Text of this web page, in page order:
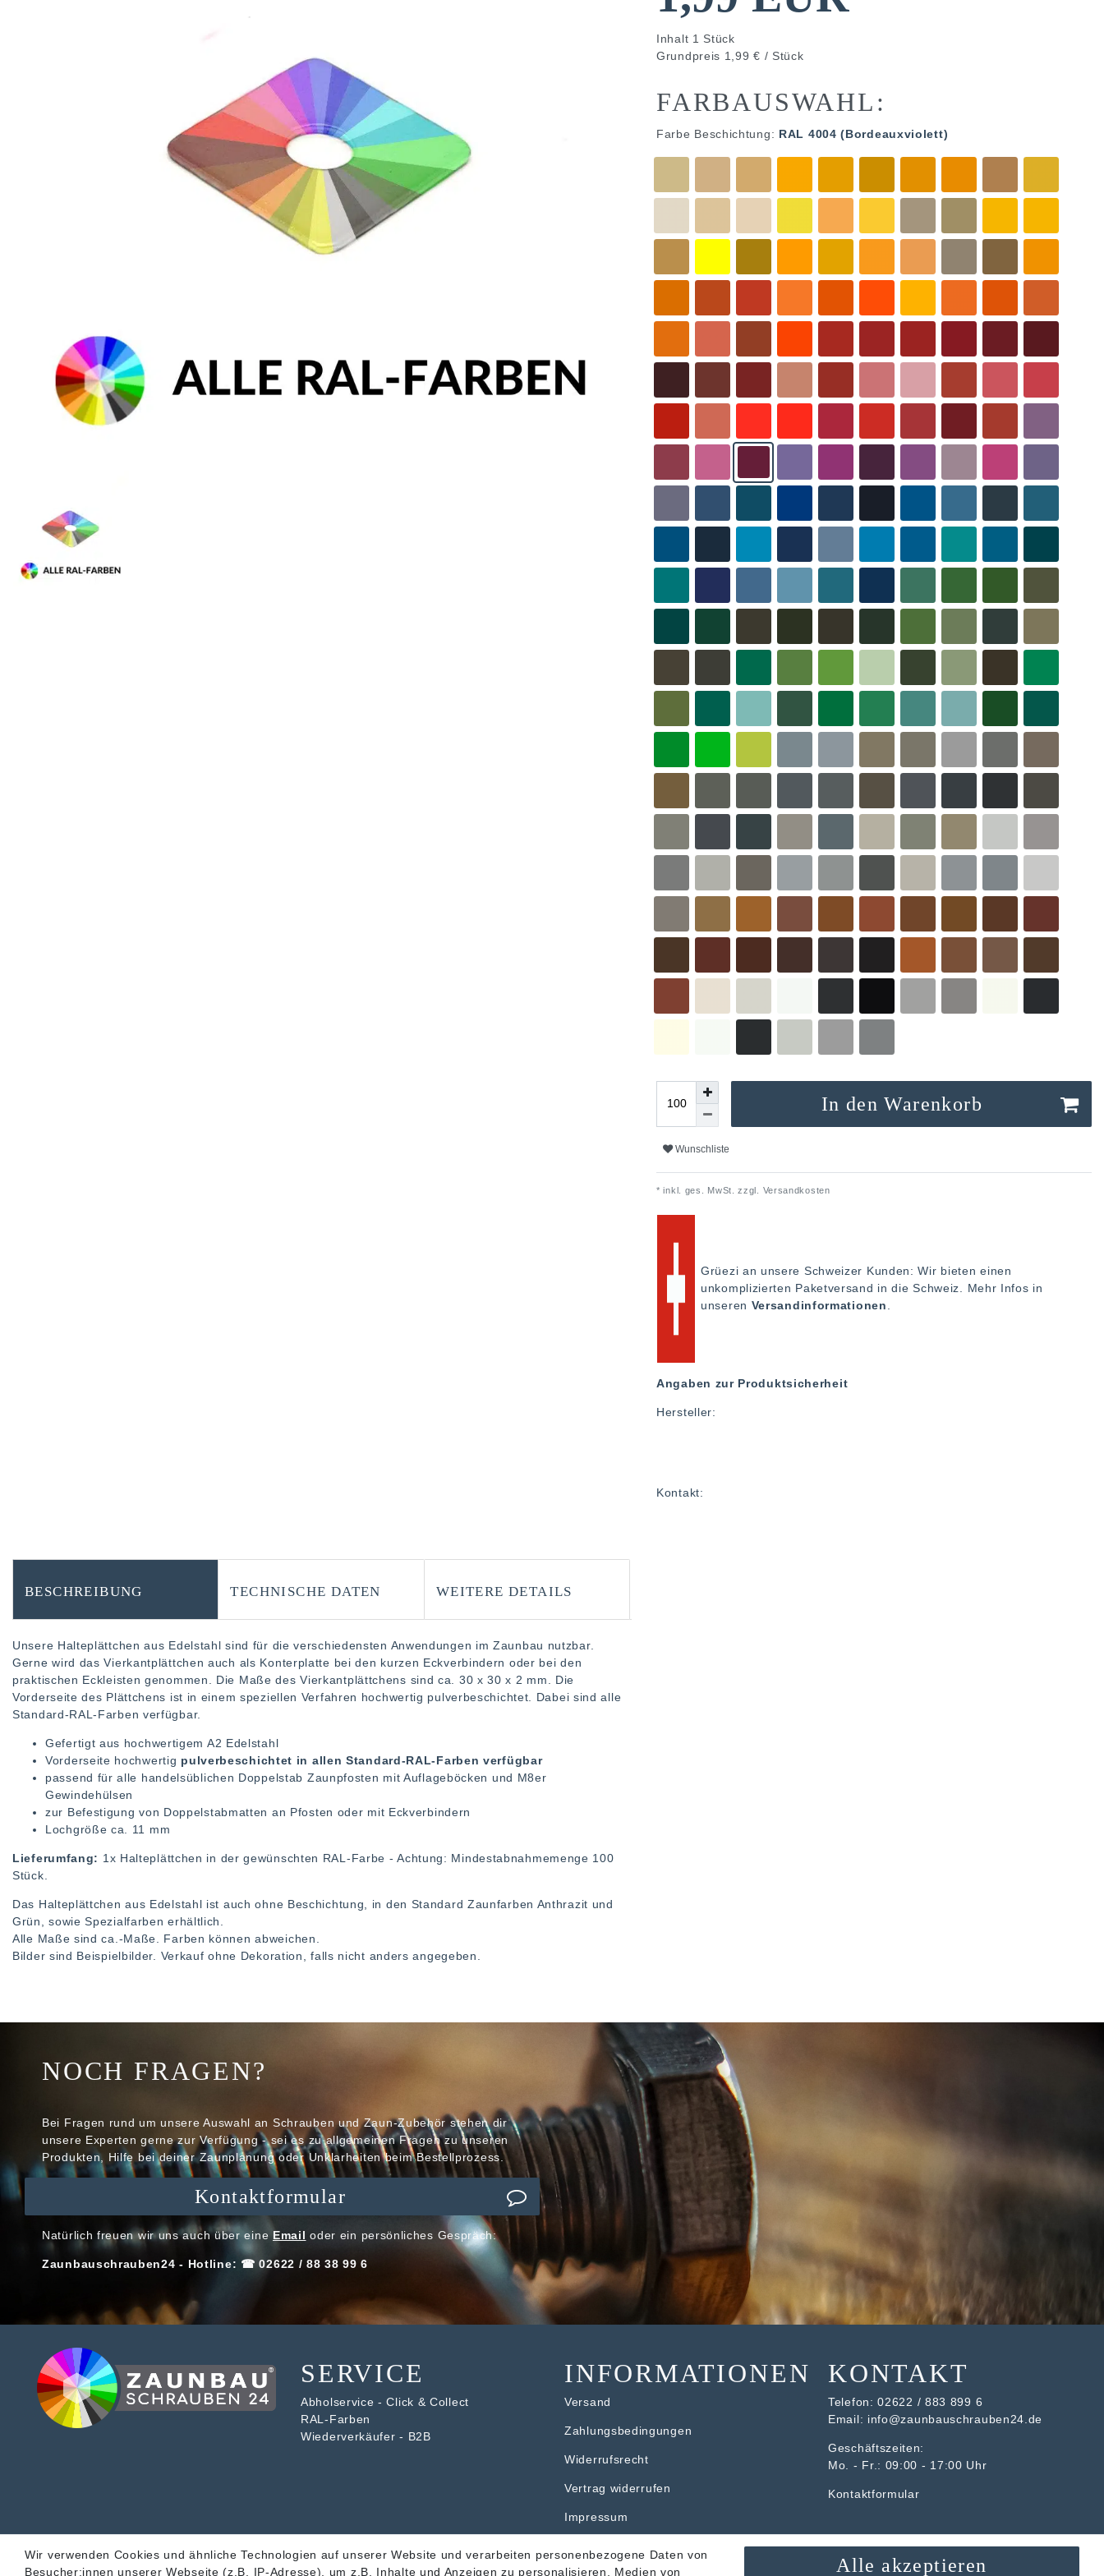
Inhalt 1 Stück
Grundpreis 1,99 € / Stück
FARBAUSWAHL:
Farbe Beschichtung: RAL 4004 (Bordeauxviolett)
In den Warenkorb
Wunschliste
* inkl. ges. MwSt. zzgl. Versandkosten
Grüezi an unsere Schweizer Kunden: Wir bieten einen
unkomplizierten Paketversand in die Schweiz. Mehr Infos in
unseren Versandinformationen
Angaben zur Produktsicherheit
Hersteller:
Kontakt:
BESCHREIBUNG TECHNISCHE DATEN WEITERE DETAILS
Unsere Halteplättchen aus Edelstahl sind für die verschiedensten Anwendungen im Zaunbau nutzbar.
Gerne wird das Vierkantplättchen auch als Konterplatte bei den kurzen Eckverbindern oder bei den
praktischen Eckleisten genommen. Die Maße des Vierkantplättchens sind ca. 30 x 30 x 2 mm. Die
Vorderseite des Plättchens ist in einem speziellen Verfahren hochwertig pulverbeschichtet. Dabei sind alle
Standard-RAL-Farben verfügbar.
Gefertigt aus hochwertigem A2 Edelstahl
Vorderseite hochwertig pulverbeschichtet in allen Standard-RAL-Farben verfügbar
passend für alle handelsüblichen Doppelstab Zaunpfosten mit Auflageböcken und M8er
Gewindehülsen
zur Befestigung von Doppelstabmatten an Pfosten oder mit Eckverbindern
Lochgröße ca. 11 mm
Lieferumfang: 1x Halteplättchen in der gewünschten RAL-Farbe - Achtung: Mindestabnahmemenge 100
Stück.
Das Halteplättchen aus Edelstahl ist auch ohne Beschichtung, in den Standard Zaunfarben Anthrazit und
Grün, sowie Spezialfarben erhältlich.
Alle Maße sind ca.-Maße. Farben können abweichen.
Bilder sind Beispielbilder. Verkauf ohne Dekoration, falls nicht anders angegeben.
NOCH FRAGEN?
Bei Fragen rund um unsere Auswahl an Schrauben und Zaun-Zubehör stehen dir
unsere Experten gerne zur Verfügung - sei es zu allgemeinen Fragen zu unseren
Produkten, Hilfe bei deiner Zaunplanung oder Unklarheiten beim Bestellprozess.
Kontaktformular
Natürlich freuen wir uns auch über eine Email oder ein persönliches Gespräch:
Zaunbauschrauben24 - Hotline: ☎ 02622 / 88 38 99 6
SERVICE
Abholservice - Click & Collect
RAL-Farben
Wiederverkäufer - B2B
INFORMATIONEN
Versand
Zahlungsbedingungen
Widerrufsrecht
Vertrag widerrufen
Impressum
KONTAKT
Telefon:02622 / 883 899 6
Email: info@zaunbauschrauben24.de
Geschäftszeiten:
Mo. - Fr.: 09:00 - 17:00 Uhr
Kontaktformular
Wir verwenden Cookies und ähnliche Technologien auf unserer Website und verarbeiten personenbezogene Daten von
Besucher:innen unserer Webseite (z.B. IP-Adresse), um z.B. Inhalte und Anzeigen zu personalisieren, Medien von
Alle akzeptieren